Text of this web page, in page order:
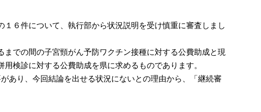
６件について、執行部から状況説明を受け慎重に審査しまし
での間の子宮頸がん予防ワクチン接種に対する公費助成と現
検診に対する公費助成を県に求めるものであります。
あり、今回結論を出せる状況にないとの理由から、「継続審